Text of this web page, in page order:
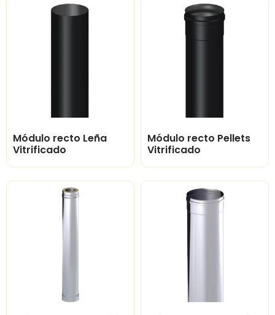
Módulo recto Leña
Vitrificado
Módulo recto Pellets
Vitrificado